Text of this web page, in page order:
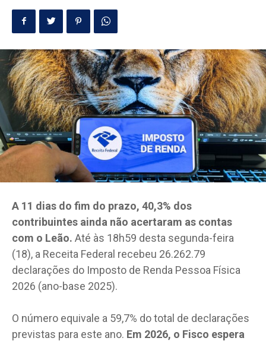
A 11 dias do fim do prazo, 40,3% dos
contribuintes ainda não acertaram as contas
com o Leão. Até às 18h59 desta segunda-feira
(18), a Receita Federal recebeu 26.262.79
declarações do Imposto de Renda Pessoa Física
2026 (ano-base 2025).
O número equivale a 59,7% do total de declarações
previstas para este ano. Em 2026, o Fisco espera